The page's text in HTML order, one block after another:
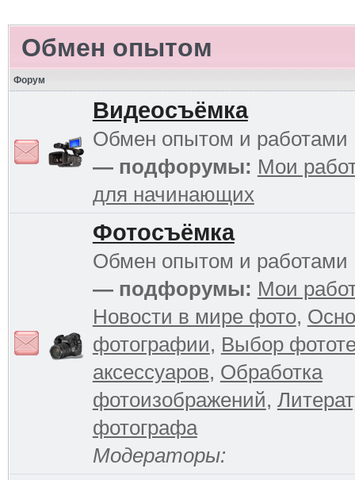
Обмен опытом
Форум
Видеосъёмка
Обмен опытом и работами
— подфорумы: Мои
для начинающих
Фотосъёмка
Обмен опытом и работами
— подфорумы: Мои
Новости в мире фото,
фотографии, Выбор
аксессуаров, Обработка
фотоизображений,
фотографа
Модераторы: